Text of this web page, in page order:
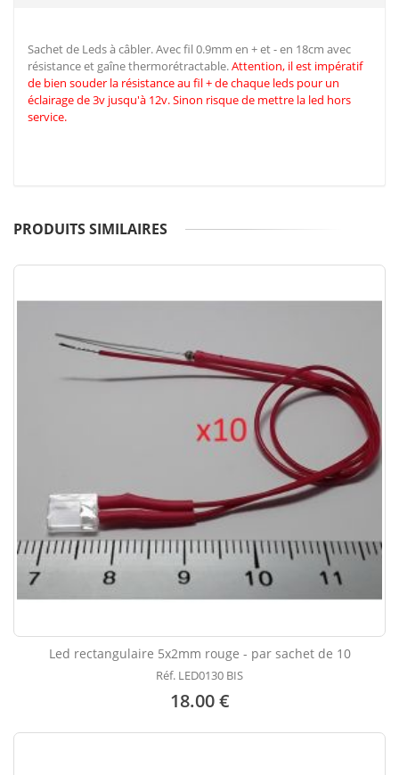
Sachet de Leds à câbler. Avec fil 0.9mm en + et - en 18cm avec
résistance et gaîne thermorétractable.Attention, il est impératif
de bien souder la résistance au fil + de chaque leds pour un
éclairage de 3v jusqu'à 12v. Sinon risque de mettre la led hors
service.
PRODUITS SIMILAIRES
Led rectangulaire 5x2mm rouge - par sachet de 10
Réf. LED0130 BIS
18.00 €